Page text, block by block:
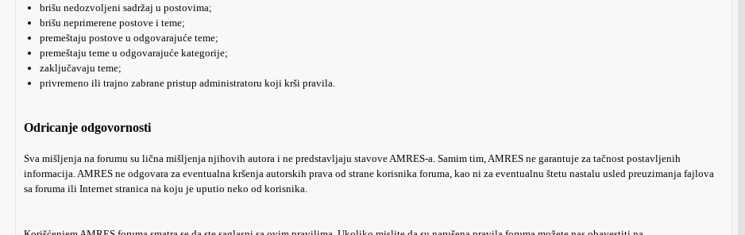
brišu nedozvoljeni sadržaj u postovima;
brišu neprimerene postove i teme;
premeštaju postove u odgovarajuće teme;
premeštaju teme u odgovarajuće kategorije;
zaključavaju teme;
privremeno ili trajno zabrane pristup administratoru koji krši pravila.
Odricanje odgovornosti
Sva mišljenja na forumu su lična mišljenja njihovih autora i ne predstavljaju stavove AMRES-a. Samim tim, AMRES ne garantuje za tačnost postavljenih
informacija. AMRES ne odgovara za eventualna kršenja autorskih prava od strane korisnika foruma, kao ni za eventualnu štetu nastalu usled preuzimanja fajlova
sa foruma ili Internet stranica na koju je uputio neko od korisnika.